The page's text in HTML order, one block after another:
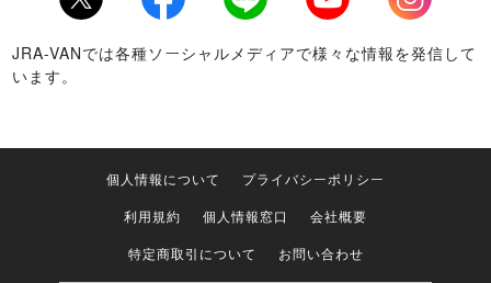
Twitter Facebook LINE Youtube
Instagram
JRA-VANでは各種ソーシャルメディアで様々な情報を発信して
います。
個人情報について
プライバシーポリシー
利用規約
個人情報窓口
会社概要
特定商取引について
お問い合わせ